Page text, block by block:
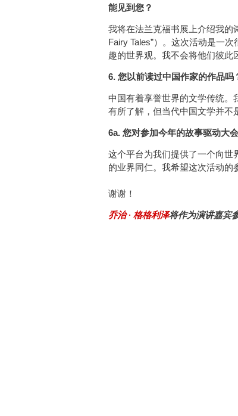
能见到您？
我将在法兰克福书展上介绍我的
Fairy Tales”）。这次活动是一
趣的世界观。我不会将他们彼此
6. 您以前读过中国作家的作品吗
中国有着享誉世界的文学传统。
有所了解，但当代中国文学并不
6a. 您对参加今年的故事驱动大
这个平台为我们提供了一个向世
的业界同仁。我希望这次活动的
谢谢！
乔治 · 格格利泽将作为演讲嘉宾